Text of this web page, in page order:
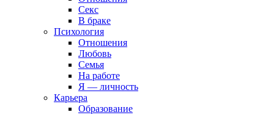
Секс
В браке
Психология
Отношения
Любовь
Семья
На работе
Я — личность
Карьера
Образование